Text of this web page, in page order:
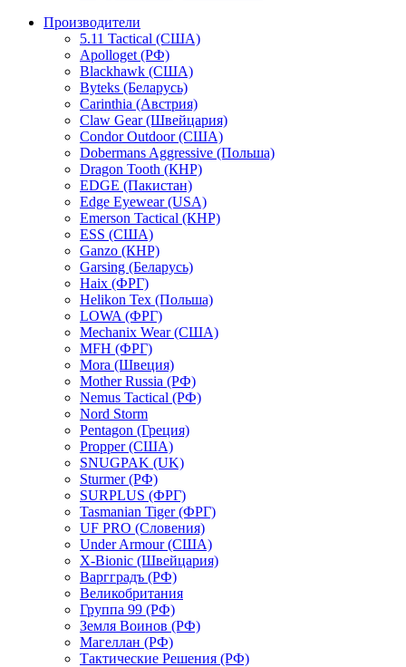
Производители
5.11 Tactical (США)
Apolloget (РФ)
Blackhawk (США)
Byteks (Беларусь)
Carinthia (Австрия)
Claw Gear (Швейцария)
Condor Outdoor (США)
Dobermans Aggressive (Польша)
Dragon Tooth (КНР)
EDGE (Пакистан)
Edge Eyewear (USA)
Emerson Tactical (КНР)
ESS (США)
Ganzo (КНР)
Garsing (Беларусь)
Haix (ФРГ)
Helikon Tex (Польша)
LOWA (ФРГ)
Mechanix Wear (США)
MFH (ФРГ)
Mora (Швеция)
Mother Russia (РФ)
Nemus Tactical (РФ)
Nord Storm
Pentagon (Греция)
Propper (США)
SNUGPAK (UK)
Sturmer (РФ)
SURPLUS (ФРГ)
Tasmanian Tiger (ФРГ)
UF PRO (Словения)
Under Armour (США)
X-Bionic (Швейцария)
Варгградъ (РФ)
Великобритания
Группа 99 (РФ)
Земля Воинов (РФ)
Магеллан (РФ)
Тактические Решения (РФ)